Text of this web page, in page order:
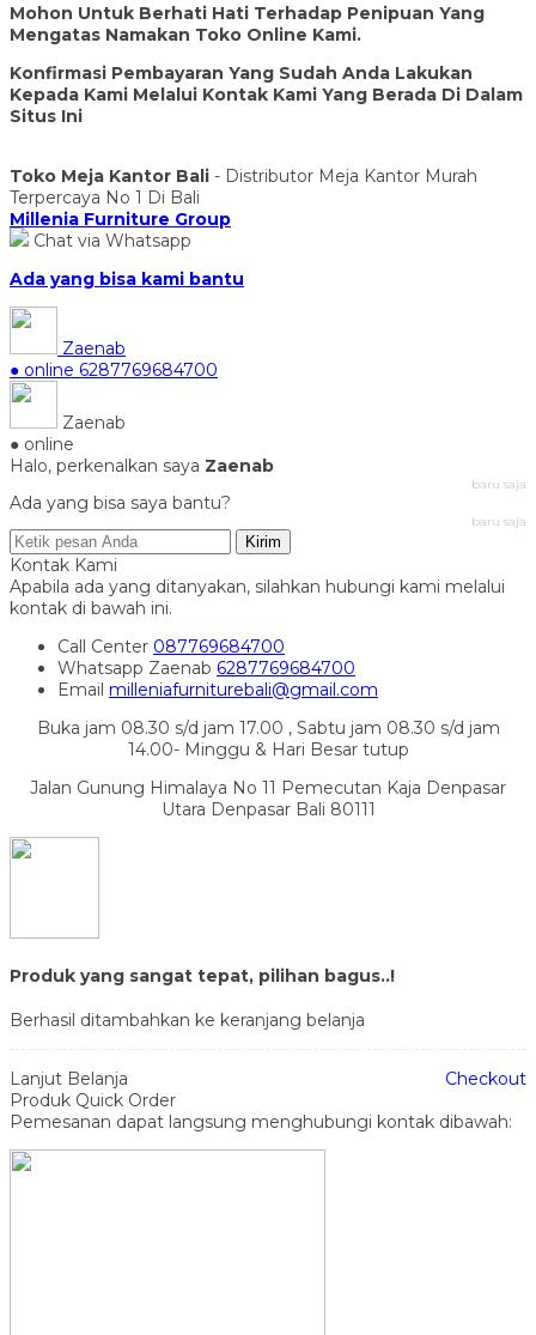
Mohon Untuk Berhati Hati Terhadap Penipuan Yang
Mengatas Namakan Toko Online Kami.
Konfirmasi Pembayaran Yang Sudah Anda Lakukan
Kepada Kami Melalui Kontak Kami Yang Berada Di Dalam
Situs Ini
Toko Meja Kantor Bali - Distributor Meja Kantor Murah
Terpercaya No 1 Di Bali
Millenia Furniture Group
Chat via Whatsapp
Ada yang bisa kami bantu
Zaenab
● online 6287769684700
Zaenab
● online
Halo, perkenalkan saya Zaenab
baru saja
Ada yang bisa saya bantu?
baru saja
Kirim
Kontak Kami
Apabila ada yang ditanyakan, silahkan hubungi kami melalui
kontak di bawah ini.
Call Center 087769684700
Whatsapp Zaenab 6287769684700
Email milleniafurniturebali@gmail.com
Buka jam 08.30 s/d jam 17.00 , Sabtu jam 08.30 s/d jam
14.00- Minggu & Hari Besar tutup
Jalan Gunung Himalaya No 11 Pemecutan Kaja Denpasar
Utara Denpasar Bali 80111
Produk yang sangat tepat, pilihan bagus..!
Berhasil ditambahkan ke keranjang belanja
Lanjut Belanja
Checkout
Produk Quick Order
Pemesanan dapat langsung menghubungi kontak dibawah: